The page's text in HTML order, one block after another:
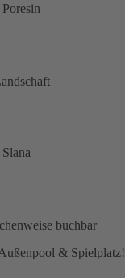
buchbar
& Spielplatz!